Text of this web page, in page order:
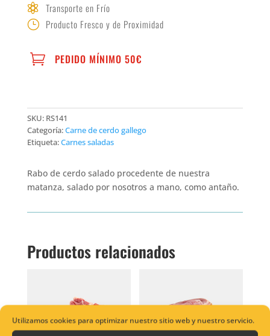
Utilizamos cookies para optimizar nuestro sitio web y nuestro servicio.
 Transporte en Frío
} Producto Fresco y de Proximidad
 PEDIDO MÍNIMO 50€
SKU: RS141
Categoría:Carne de cerdo gallego
Etiqueta:Carnes saladas
Rabo de cerdo salado procedente de nuestra
matanza, salado por nosotros a mano, como antaño.
Productos relacionados